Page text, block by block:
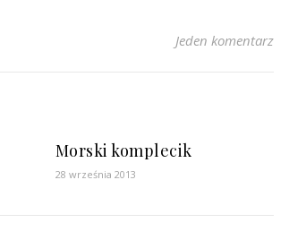
Jeden komentarz
Morski komplecik
28 września 2013